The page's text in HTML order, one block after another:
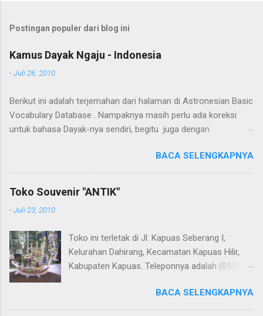
Postingan populer dari blog ini
Kamus Dayak Ngaju - Indonesia
-Juli 26, 2010
Berikut ini adalah terjemahan dari halaman di Astronesian Basic
Vocabulary Database . Nampaknya masih perlu ada koreksi
untuk bahasa Dayak-nya sendiri, begitu juga dengan
Translate . Koreksi bahasa dibantu oleh Dra. Hernawaty, M.Kes.
Untuk koreksi dari halaman ini dapat diberikan pada komentar.
Upaya penerjemahan Kamus Bahasa Dayak - Jerman sedang
Indonesia .
BACA SELENGKAPNYA
Toko Souvenir "ANTIK"
-Juli 23, 2010
Toko ini terletak di Jl. Kapuas Seberang I,
Kelurahan Dahirang, Kecamatan Kapuas Hilir,
Kabupaten Kapuas. Teleponnya adalah (0513)
Kapuas seperti perahu naga yang terbuat dari
getah nyatu (sebagaimana tampak dalam
BACA SELENGKAPNYA